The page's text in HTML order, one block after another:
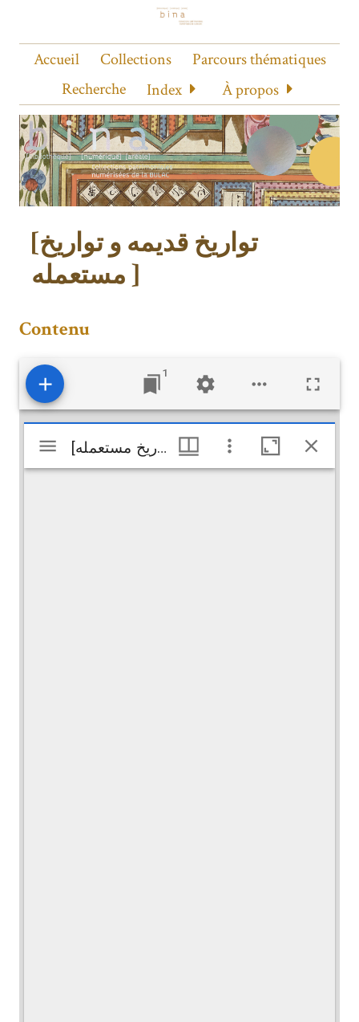
Accueil Collections
Parcours thématiques
Recherche
Index À propos
[تواریخ قدیمه و تواریخ
مستعمله ]
Contenu
1
Visualiseur
Mirador
[تواریخ قدیمه و تواریخ مستعمله ] [تواریخ قدیمه و تواریخ مستعمله ]